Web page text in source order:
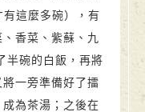
這麼多碗），有
香菜、紫蘇、九
半碗的白飯，再將
一旁準備好了擂
為茶湯；之後在